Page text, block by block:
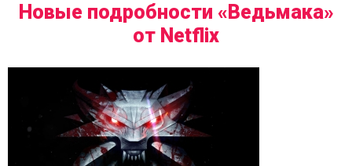
Новые подробности «Ведьмака»
от Netflix